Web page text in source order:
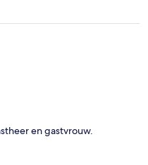
en gastvrouw.